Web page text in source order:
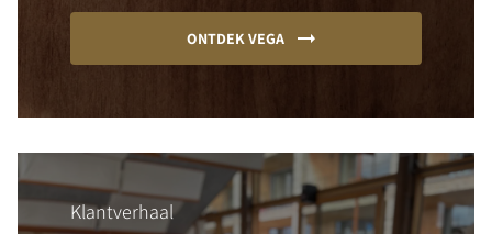
ONTDEK VEGA
Klantverhaal